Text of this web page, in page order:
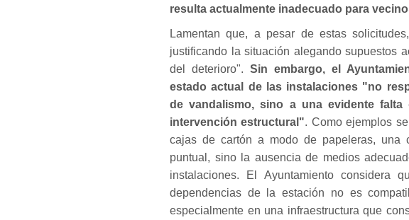
resulta actualmente inadecuado para
Lamentan que, a pesar de estas
justificando la situación alegando supuestos
del deterioro".Sin embargo, el
estado actual de las instalaciones "no
de vandalismo, sino a una evidente
intervención estructural". Como ejemplos
cajas de cartón a modo de papeleras, una
puntual, sino la ausencia de medios
instalaciones. El Ayuntamiento
dependencias de la estación no es
especialmente en una infraestructura que